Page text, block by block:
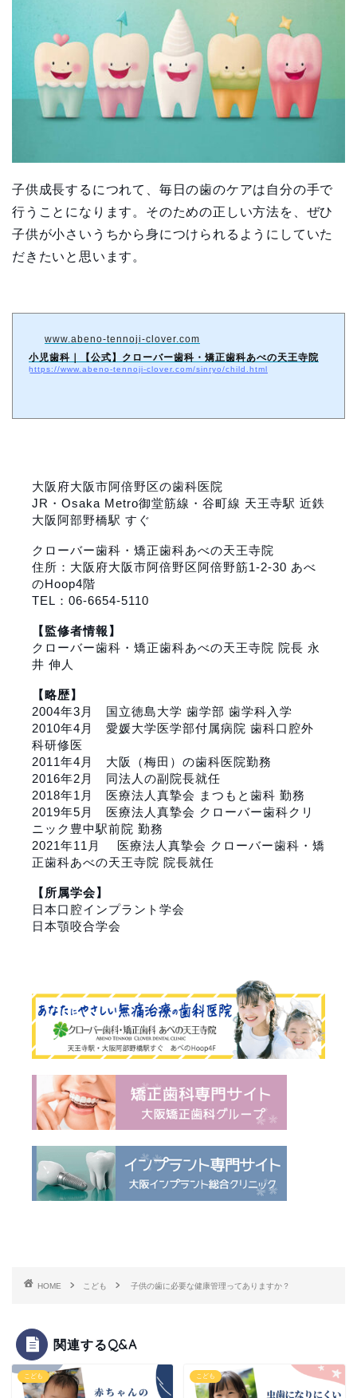
子供成長するにつれて、毎日の歯のケアは自分の手で
行うことになります。そのための正しい方法を、ぜひ
子供が小さいうちから身につけられるようにしていた
だきたいと思います。
www.abeno-tennoji-clover.com
小児歯科｜【公式】クローバー歯科・矯正歯科あべの天王寺院
https://www.abeno-tennoji-clover.com/sinryo/child.html
大阪府大阪市阿倍野区の歯科医院
JR・Osaka Metro御堂筋線・谷町線 天王寺駅 近鉄
大阪阿部野橋駅 すぐ
クローバー歯科・矯正歯科あべの天王寺院
住所：大阪府大阪市阿倍野区阿倍野筋1-2-30 あべ
のHoop4階
TEL：06-6654-5110
【監修者情報】
クローバー歯科・矯正歯科あべの天王寺院 院長 永
井 伸人
【略歴】
2004年3月 国立徳島大学 歯学部 歯学科入学
2010年4月 愛媛大学医学部付属病院 歯科口腔外
科研修医
2011年4月 大阪（梅田）の歯科医院勤務
2016年2月 同法人の副院長就任
2018年1月 医療法人真摯会 まつもと歯科 勤務
2019年5月 医療法人真摯会 クローバー歯科クリ
ニック豊中駅前院 勤務
2021年11月 医療法人真摯会 クローバー歯科・矯
正歯科あべの天王寺院 院長就任
【所属学会】
日本口腔インプラント学会
日本顎咬合学会
HOME こども 子供の歯に必要な健康管理ってありますか？
関連するQ&A
こども こども